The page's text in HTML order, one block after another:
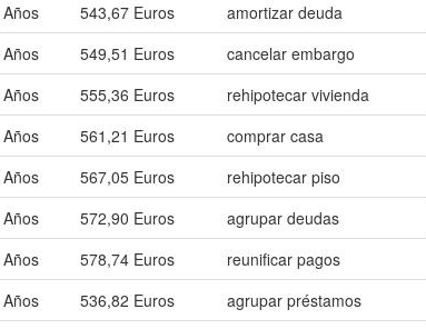
543,67 Euros
amortizar deuda
549,51 Euros
cancelar embargo
555,36 Euros
rehipotecar vivienda
561,21 Euros
comprar casa
567,05 Euros
rehipotecar piso
572,90 Euros
agrupar deudas
578,74 Euros
reunificar pagos
536,82 Euros agrupar préstamos